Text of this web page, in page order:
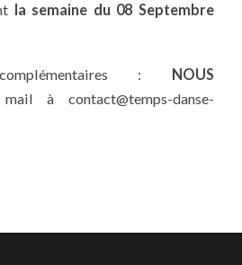
la semaine du 08 Septembre
complémentaires : NOUS
à contact@temps-danse-